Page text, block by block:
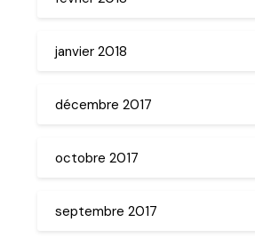
janvier 2018
décembre 2017
octobre 2017
septembre 2017